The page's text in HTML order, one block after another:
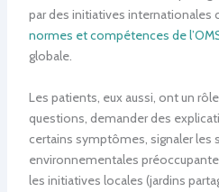
par des initiatives internationales
normes et compétences de
globale.
Les patients, eux aussi, ont un
questions, demander des
certains symptômes, signaler les
environnementales
les initiatives locales (jardins